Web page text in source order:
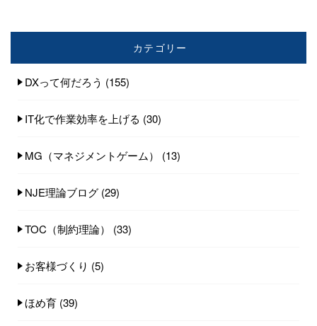
カテゴリー
DXって何だろう (155)
IT化で作業効率を上げる (30)
MG（マネジメントゲーム） (13)
NJE理論ブログ (29)
TOC（制約理論） (33)
お客様づくり (5)
ほめ育 (39)